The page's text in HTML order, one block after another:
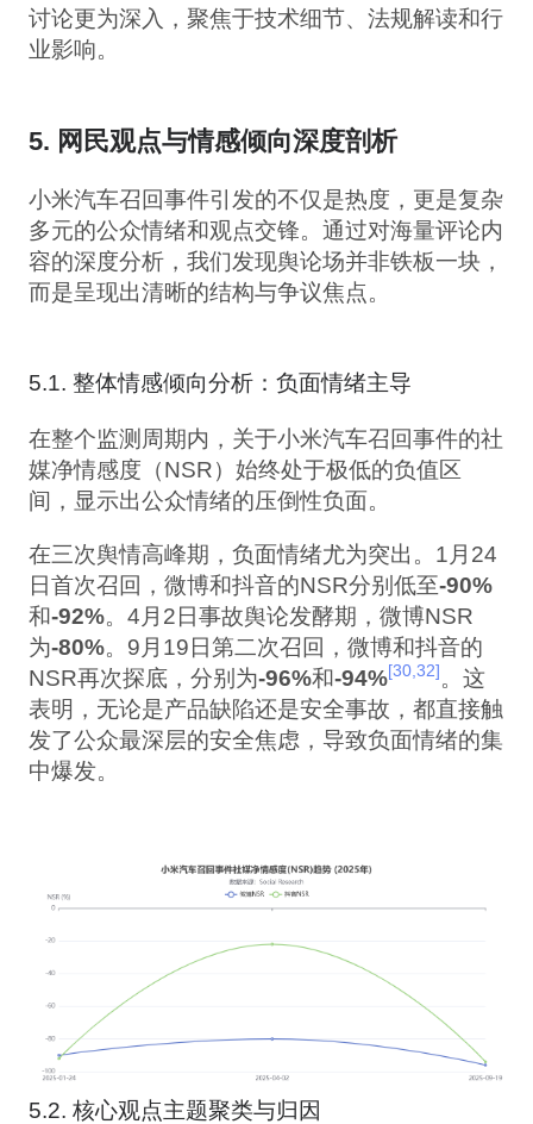
讨论更为深入，聚焦于技术细节、法规解读和行
业影响。
5. 网民观点与情感倾向深度剖析
小米汽车召回事件引发的不仅是热度，更是复杂
多元的公众情绪和观点交锋。通过对海量评论内
容的深度分析，我们发现舆论场并非铁板一块，
而是呈现出清晰的结构与争议焦点。
5.1. 整体情感倾向分析：负面情绪主导
在整个监测周期内，关于小米汽车召回事件的社
媒净情感度（NSR）始终处于极低的负值区
间，显示出公众情绪的压倒性负面。
在三次舆情高峰期，负面情绪尤为突出。1月24
日首次召回，微博和抖音的NSR分别低至-90%
和-92%。4月2日事故舆论发酵期，微博NSR
为-80%。9月19日第二次召回，微博和抖音的
NSR再次探底，分别为-96%和-94%[30,32]。这
表明，无论是产品缺陷还是安全事故，都直接触
发了公众最深层的安全焦虑，导致负面情绪的集
中爆发。
5.2. 核心观点主题聚类与归因